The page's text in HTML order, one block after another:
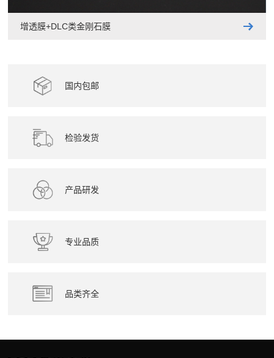
增透膜+DLC类金刚石膜
国内包邮
检验发货
产品研发
专业品质
品类齐全